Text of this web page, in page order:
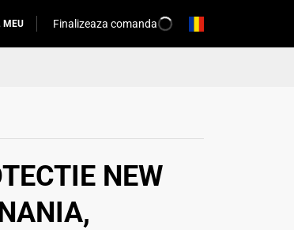
MEU Finalizeaza comanda
NEW